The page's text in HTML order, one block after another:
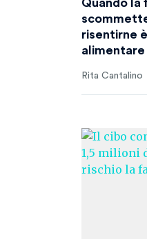
Quando la
risentirne
alimentare
Rita Cantalino